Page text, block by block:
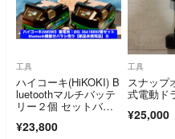
工具
ハイコーキ(HiKOKI) B
luetoothマルチバッテ
リー２個 セットバラ
用品】
¥23,800
工具
スナップ
式電動ド
¥25,000